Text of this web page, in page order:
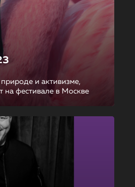
и активизме,
на фестивале в Москве